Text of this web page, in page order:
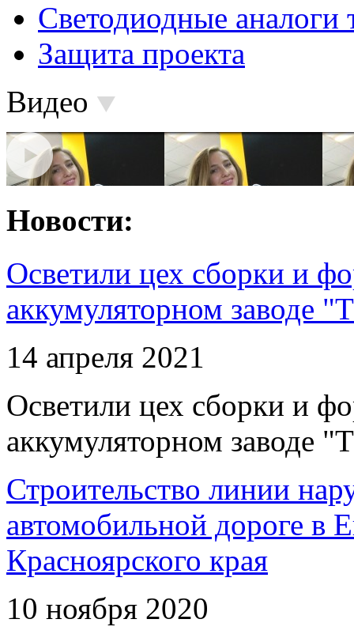
Светодиодные аналоги
Защита проекта
Видео
Новости:
Осветили цех сборки и
аккумуляторном заводе
14 апреля 2021
Осветили цех сборки и
аккумуляторном заводе
Строительство линии
автомобильной дороге в
Красноярского края
10 ноября 2020